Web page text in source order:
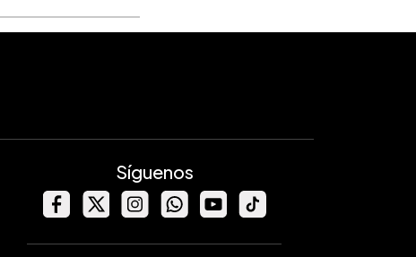
Síguenos